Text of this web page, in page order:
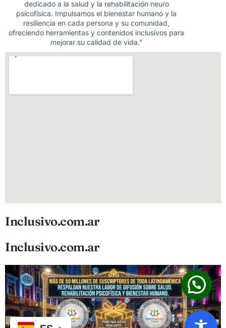
dedicado a la salud y la rehabilitación neuro
psicofísica. Impulsamos el bienestar humano y la
resiliencia en cada persona y su comunidad,
ofreciendo herramientas y contenidos inclusivos para
mejorar su calidad de vida."
Inclusivo.com.ar
Inclusivo.com.ar